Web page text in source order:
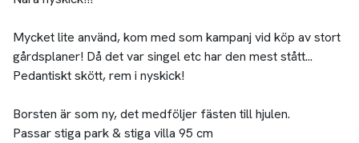
Mycket lite använd, kom med som kampanj vid köp av stort
gårdsplaner! Då det var singel etc har den mest stått...
Pedantiskt skött, rem i nyskick!
Borsten är som ny, det medföljer fästen till hjulen.
Passar stiga park & stiga villa 95 cm